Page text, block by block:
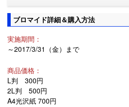
ブロマイド詳細＆購入方法
実施期間：
～2017/3/31（金）まで
商品価格：
L判 300円
2L判 500円
A4光沢紙 700円